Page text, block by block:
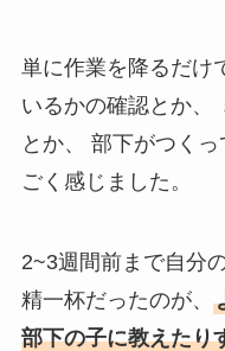
単に作業を降るだけ
いるかの確認とか、
とか、 部下がつく
ごく感じました。
2~3週間前まで自分
精一杯だったのが、
部下の子に教えたり